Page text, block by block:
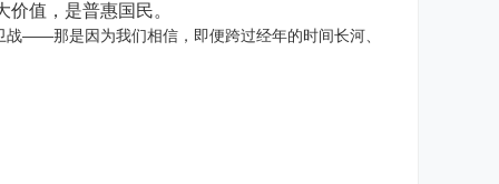
值，是普惠国民。
——那是因为我们相信，即便跨过经年的时间长河、